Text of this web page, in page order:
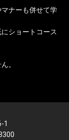
ナーも併せて学
ショートコース
。
1